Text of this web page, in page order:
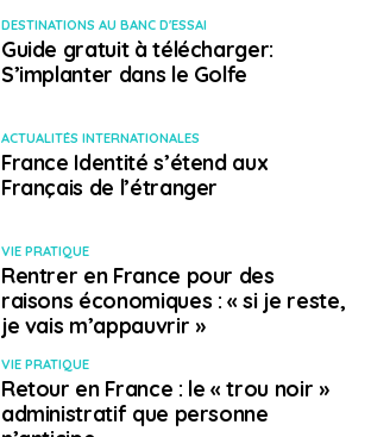
DESTINATIONS AU BANC D'ESSAI
Guide gratuit à télécharger:
S’implanter dans le Golfe
ACTUALITÉS INTERNATIONALES
France Identité s’étend aux
Français de l’étranger
VIE PRATIQUE
Rentrer en France pour des
raisons économiques : « si je reste,
je vais m’appauvrir »
VIE PRATIQUE
Retour en France : le « trou noir »
administratif que personne